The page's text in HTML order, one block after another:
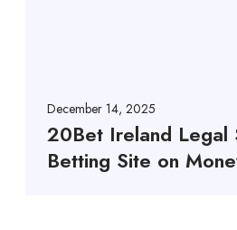
December 14, 2025
20Bet Ireland Legal
Betting Site on